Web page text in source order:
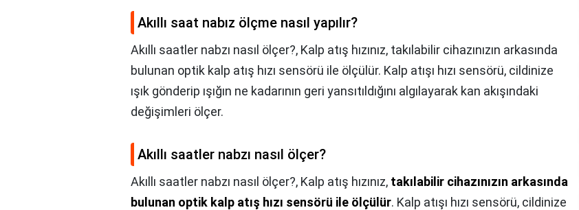
Akıllı saat nabız ölçme nasıl yapılır?
Akıllı saatler nabzı nasıl ölçer?, Kalp atış hızınız, takılabilir cihazınızın arkasında
bulunan optik kalp atış hızı sensörü ile ölçülür. Kalp atışı hızı sensörü, cildinize
ışık gönderip ışığın ne kadarının geri yansıtıldığını algılayarak kan akışındaki
değişimleri ölçer.
Akıllı saatler nabzı nasıl ölçer?
Akıllı saatler nabzı nasıl ölçer?, Kalp atış hızınız, takılabilir cihazınızın arkasında
bulunan optik kalp atış hızı sensörü ile ölçülür. Kalp atışı hızı sensörü, cildinize